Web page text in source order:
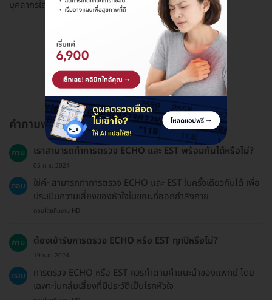
บุคลากรใส่ใจบริการดี ได้รับการต้อนรับอย่างดี ที่จอดรถสะดวก
ดูรีวิวทั้งหมด
คำถามพบบ่อย
ถาม เราสามารถทำการตรวจ ECHO และ EST พร้อมกันได้หรือไม่?
05 ก.ย. 2024
ตอบ
ใช่ค่ะ สามารถทำการตรวจ ECHO และ EST ในครั้งเดียวกันได้ เพื่อ
ประเมินความเสี่ยงของหัวใจในขณะที่ออกกำลังกาย
ตอบโดยทีมงาน HD
ถาม ต้องเข้ารับการตรวจ ECHO หรือ EST ทุกปีหรือไม่?
19 ธ.ค. 2024
ตอบ
การตรวจ ECHO หรือ EST ควรทำตามคำแนะนำของแพทย์ โดย
เฉพาะในกลุ่มเสี่ยงที่มีประวัติเป็นโรคหัวใจ